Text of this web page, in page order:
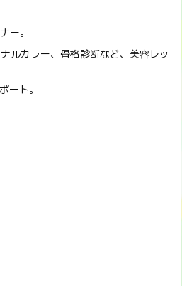
ー。
ルカラー、骨格診断など、美容レッ
ート。